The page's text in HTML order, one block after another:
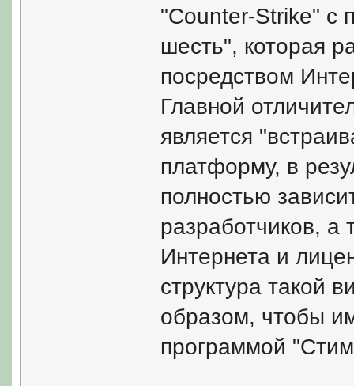
"Counter-Strike" с
шесть", которая
посредством
Главной
является
платформу, в
полностью
разработчиков, а
Интернета и
структура такой
образом, чтобы
программой